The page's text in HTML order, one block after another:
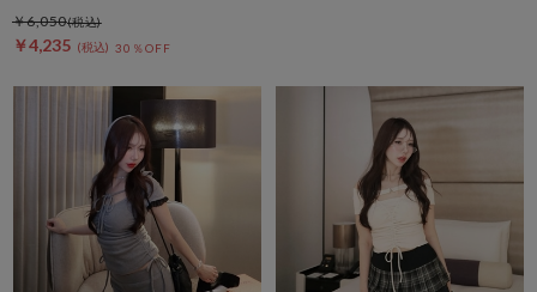
￥4,235 30％OFF
￥6,050